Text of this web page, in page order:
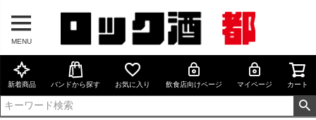
MENU
新着商品 バンドから探す お気に入り 飲食店向けページ マイページ カート